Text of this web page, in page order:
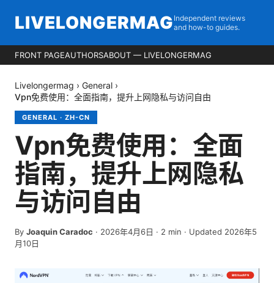
LIVELONGERMAG Independent reviews
and how-to guides.
FRONT PAGEAUTHORSABOUT — LIVELONGERMAG
Livelongermag › General ›
Vpn免费使用：全面指南，提升上网隐私与访问自由
GENERAL · ZH-CN
Vpn免费使用：全面
指南，提升上网隐私
与访问自由
By Joaquin Caradoc · 2026年4月6日 · 2 min · Updated 2026年5
月10日